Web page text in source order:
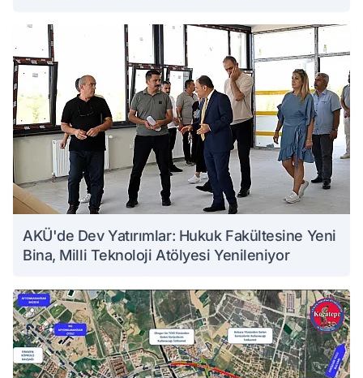
AKÜ'de Dev Yatırımlar: Hukuk Fakültesine Yeni
Bina, Milli Teknoloji Atölyesi Yenileniyor